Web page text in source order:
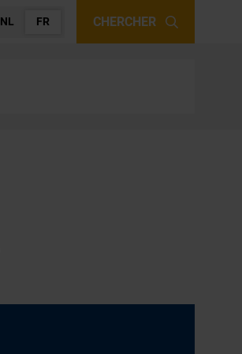
NL FR CHERCHER